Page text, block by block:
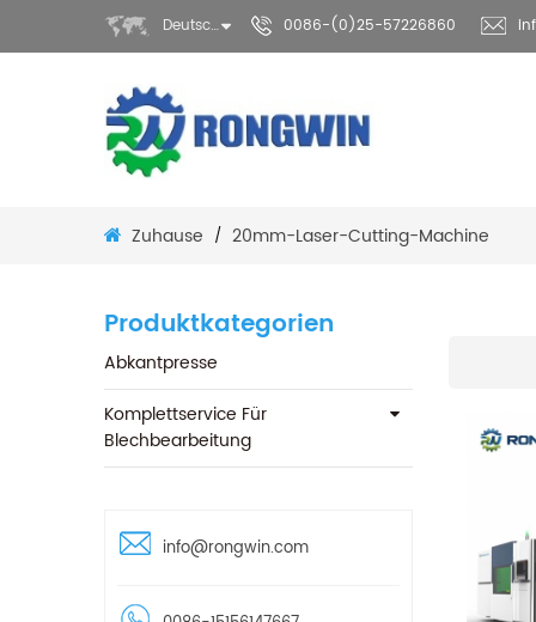
Deutsch 0086-(0)25-57226860
Zuhause / 20mm-Laser-Cutting-Machine
Produktkategorien
Abkantpresse
Komplettservice Für
Blechbearbeitung
info@rongwin.com